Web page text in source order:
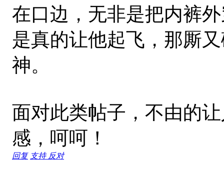
在口边，无非是把内裤
是真的让他起飞，那厮
神。
面对此类帖子，不由的
感，呵呵！
回复 支持 反对